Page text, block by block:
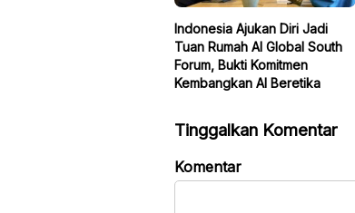
Indonesia Ajukan Diri Jadi
Tuan Rumah AI Global South
Forum, Bukti Komitmen
Kembangkan AI Beretika
Tinggalkan Komentar
Komentar